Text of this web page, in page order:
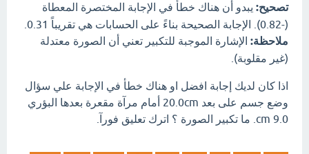
تصحيح: يبدو أن هناك خطأ في الإجابة المختصرة المعطاة
(-0.82). الإجابة الصحيحة بناءً على الحسابات هي تقريباً 0.31.
ملاحظة: الإشارة الموجبة للتكبير تعني أن الصورة معتدلة
(غير مقلوبة).
اذا كان لديك إجابة افضل او هناك خطأ في الإجابة علي سؤال
وضع جسم على بعد 20.0cm أمام مرآة مقعرة بعدها البؤري
cm 9.0. ما تكبير الصورة ؟ اترك تعليق فورآ.